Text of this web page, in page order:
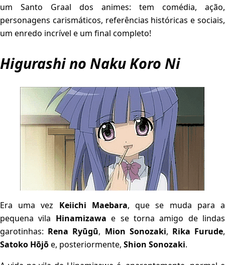
um Santo Graal dos animes: tem comédia, ação,
personagens carismáticos, referências históricas e sociais,
um enredo incrível e um final completo!
Higurashi no Naku Koro Ni
Era uma vez Keiichi Maebara, que se muda para a
pequena vila Hinamizawa e se torna amigo de lindas
garotinhas: Rena Ryūgū, Mion Sonozaki, Rika Furude,
Satoko Hōjōe, posteriormente, Shion Sonozaki.